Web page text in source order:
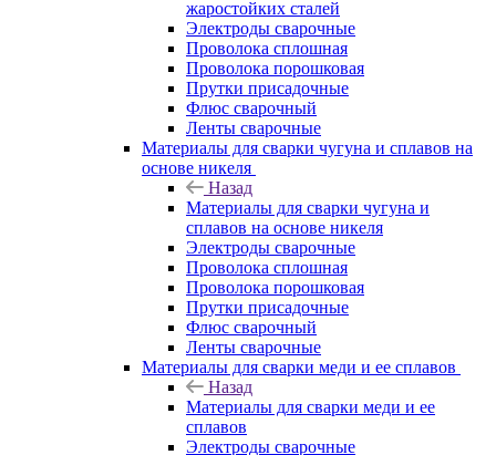
жаростойких сталей
Электроды сварочные
Проволока сплошная
Проволока порошковая
Прутки присадочные
Флюс сварочный
Ленты сварочные
Материалы для сварки чугуна и сплавов на
основе никеля
Назад
Материалы для сварки чугуна и
сплавов на основе никеля
Электроды сварочные
Проволока сплошная
Проволока порошковая
Прутки присадочные
Флюс сварочный
Ленты сварочные
Материалы для сварки меди и ее сплавов
Назад
Материалы для сварки меди и ее
сплавов
Электроды сварочные